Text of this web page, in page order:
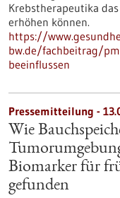
Krebstherapeutika
erhöhen können.
https://
bw.de/fachbeitrag/
beeinflussen
Pressemitteilung -
Wie
Biomarker für
gefunden